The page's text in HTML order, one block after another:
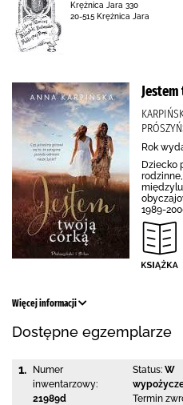
Krężnica Jara 330
20-515 Krężnica Jara
Rok
Dziecko
1989-
Więcej informacji
Dostępne egzemplarze
1.
Numer
inwentarzowy:
21989d
Status: W
Termin